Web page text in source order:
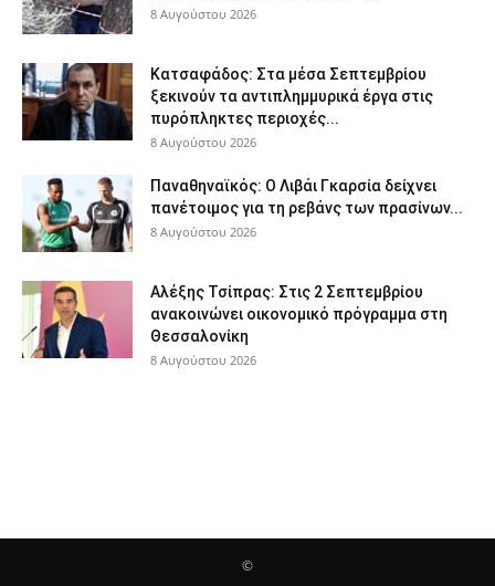
8 Αυγούστου 2026
Κατσαφάδος: Στα μέσα Σεπτεμβρίου
ξεκινούν τα αντιπλημμυρικά έργα στις
πυρόπληκτες περιοχές...
8 Αυγούστου 2026
Παναθηναϊκός: Ο Λιβάι Γκαρσία δείχνει
πανέτοιμος για τη ρεβάνς των πρασίνων...
8 Αυγούστου 2026
Αλέξης Τσίπρας: Στις 2 Σεπτεμβρίου
ανακοινώνει οικονομικό πρόγραμμα στη
Θεσσαλονίκη
8 Αυγούστου 2026
©